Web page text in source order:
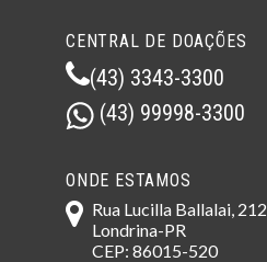
CENTRAL DE DOAÇÕES
(43) 3343-3300
(43) 99998-3300
ONDE ESTAMOS
Rua Lucilla Ballalai, 212
Londrina-PR
CEP: 86015-520